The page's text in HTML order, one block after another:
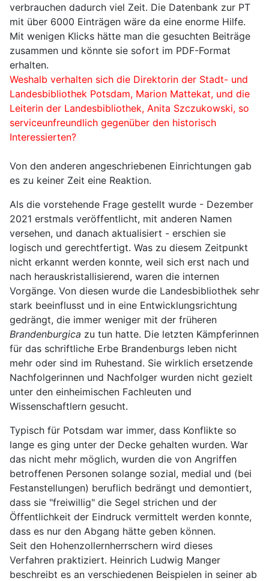
verbrauchen dadurch viel Zeit. Die Datenbank zur PT
mit über 6000 Einträgen wäre da eine enorme Hilfe.
Mit wenigen Klicks hätte man die gesuchten Beiträge
zusammen und könnte sie sofort im PDF-Format
erhalten.
Weshalb verhalten sich die Direktorin der Stadt- und
Landesbibliothek Potsdam, Marion Mattekat, und die
Leiterin der Landesbibliothek, Anita Szczukowski, so
serviceunfreundlich gegenüber den historisch
Interessierten?
Von den anderen angeschriebenen Einrichtungen gab
es zu keiner Zeit eine Reaktion.
Als die vorstehende Frage gestellt wurde - Dezember
2021 erstmals veröffentlicht, mit anderen Namen
versehen, und danach aktualisiert - erschien sie
logisch und gerechtfertigt. Was zu diesem Zeitpunkt
nicht erkannt werden konnte, weil sich erst nach und
nach herauskristallisierend, waren die internen
Vorgänge. Von diesen wurde die Landesbibliothek sehr
stark beeinflusst und in eine Entwicklungsrichtung
gedrängt, die immer weniger mit der früheren
Brandenburgica zu tun hatte. Die letzten Kämpferinnen
für das schriftliche Erbe Brandenburgs leben nicht
mehr oder sind im Ruhestand. Sie wirklich ersetzende
Nachfolgerinnen und Nachfolger wurden nicht gezielt
unter den einheimischen Fachleuten und
Wissenschaftlern gesucht.
Typisch für Potsdam war immer, dass Konflikte so
lange es ging unter der Decke gehalten wurden. War
das nicht mehr möglich, wurden die von Angriffen
betroffenen Personen solange sozial, medial und (bei
Festanstellungen) beruflich bedrängt und demontiert,
dass sie "freiwillig" die Segel strichen und der
Öffentlichkeit der Eindruck vermittelt werden konnte,
dass es nur den Abgang hätte geben können.
Seit den Hohenzollernherrschern wird dieses
Verfahren praktiziert. Heinrich Ludwig Manger
beschreibt es an verschiedenen Beispielen in seiner ab